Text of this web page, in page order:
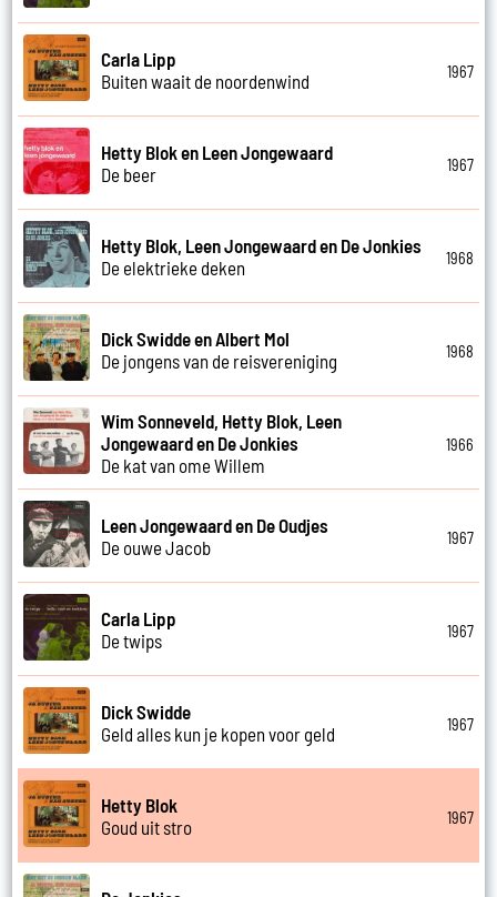
Carla Lipp
Buiten waait de noordenwind
1967
Hetty Blok en Leen Jongewaard
De beer
1967
Hetty Blok, Leen Jongewaard en De Jonkies
De elektrieke deken
1968
Dick Swidde en Albert Mol
De jongens van de reisvereniging
1968
Wim Sonneveld, Hetty Blok, Leen
Jongewaard en De Jonkies
De kat van ome Willem
1966
Leen Jongewaard en De Oudjes
De ouwe Jacob
1967
Carla Lipp
De twips
1967
Dick Swidde
Geld alles kun je kopen voor geld
1967
Hetty Blok
Goud uit stro
1967